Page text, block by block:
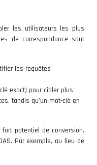
les utilisateurs les plus
de correspondance sont
les requêtes
exact) pour cibler plus
tandis qu’un mot-clé en
potentiel de conversion.
Par exemple, au lieu de